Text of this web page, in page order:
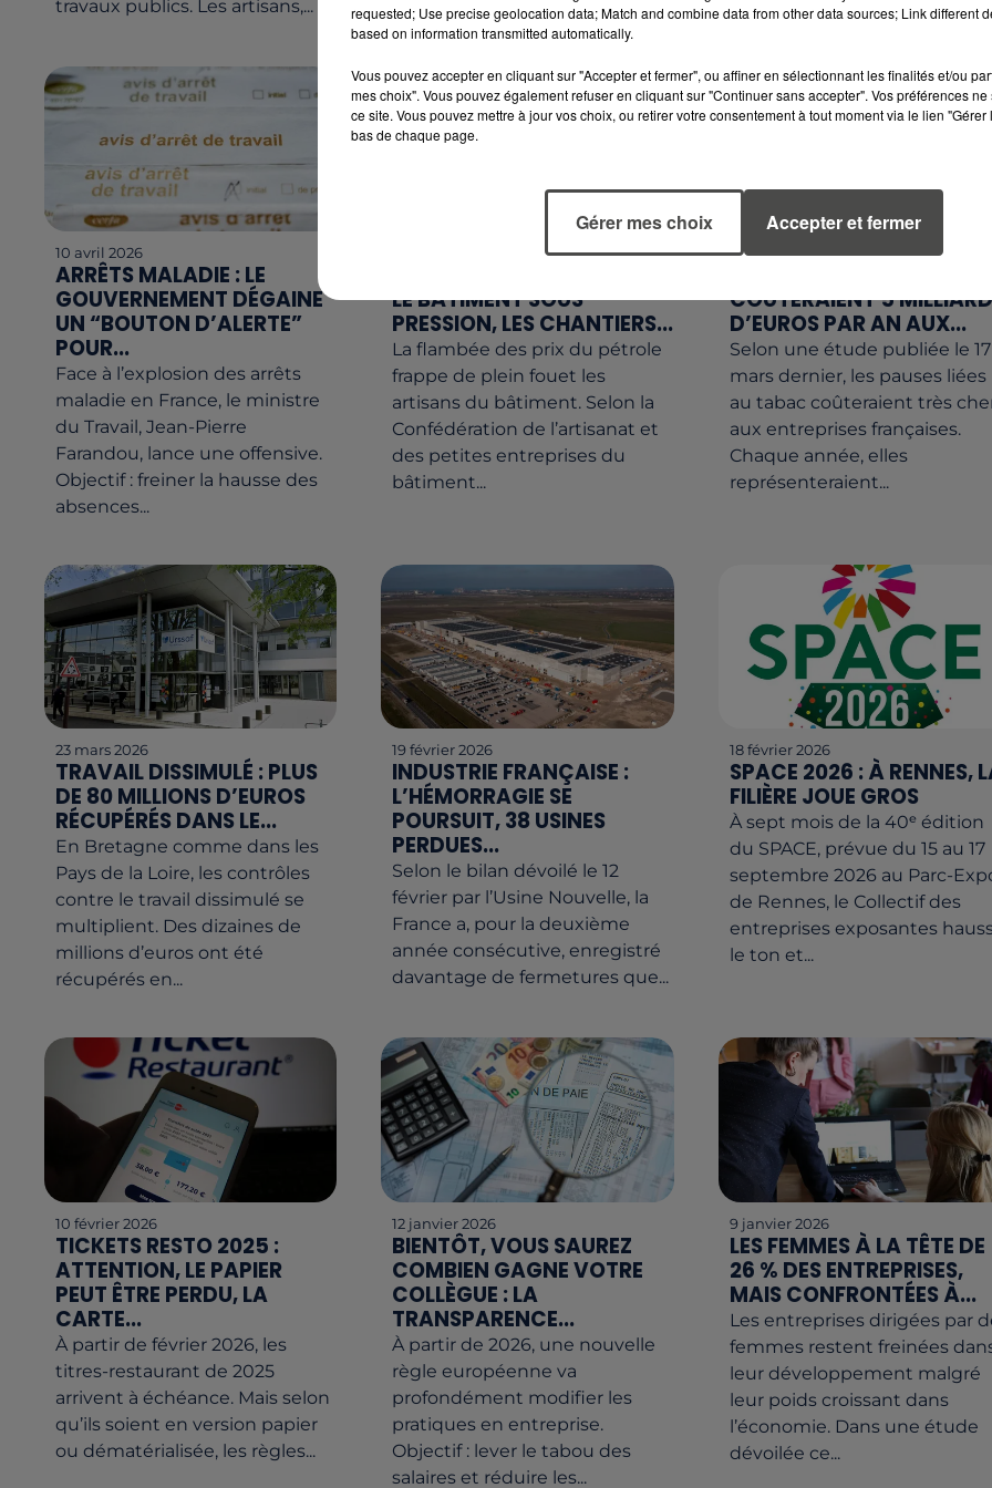
travaux publics. Les artisans,...
mercredi 29 avril révèle que...
du...
10 avril 2026
ARRÊTS MALADIE : LE
GOUVERNEMENT DÉGAINE
UN “BOUTON D’ALERTE”
POUR...
Face à l’explosion des arrêts
maladie en France, le ministre
du Travail, Jean-Pierre
Farandou, lance une offensive.
Objectif : freiner la hausse des
absences...
LE BÂTIMENT SOUS
PRESSION, LES CHANTIERS...
La flambée des prix du pétrole
frappe de plein fouet les
artisans du bâtiment. Selon la
Confédération de l’artisanat et
des petites entreprises du
bâtiment...
24 mars 2026
COÛTERAIENT 5
D’EUROS PAR AN AUX...
Selon une étude publiée le 17
mars dernier, les pauses liées
au tabac coûteraient très
aux entreprises françaises.
Chaque année, elles
représenteraient...
23 mars 2026
TRAVAIL DISSIMULÉ : PLUS
DE 80 MILLIONS D’EUROS
RÉCUPÉRÉS DANS LE...
En Bretagne comme dans les
Pays de la Loire, les contrôles
contre le travail dissimulé se
multiplient. Des dizaines de
millions d’euros ont été
récupérés en...
19 février 2026
INDUSTRIE FRANÇAISE :
L’HÉMORRAGIE SE
POURSUIT, 38 USINES
PERDUES...
Selon le bilan dévoilé le 12
février par l’Usine Nouvelle, la
France a, pour la deuxième
année consécutive, enregistré
davantage de fermetures que...
18 février 2026
SPACE 2026 : À RENNES,
FILIÈRE JOUE GROS
À sept mois de la 40ᵉ édition
du SPACE, prévue du 15 au 17
septembre 2026 au Parc-
de Rennes, le Collectif des
entreprises exposantes
le ton et...
10 février 2026
TICKETS RESTO 2025 :
ATTENTION, LE PAPIER
PEUT ÊTRE PERDU, LA
CARTE...
À partir de février 2026, les
titres-restaurant de 2025
arrivent à échéance. Mais selon
qu’ils soient en version papier
ou dématérialisée, les règles...
12 janvier 2026
BIENTÔT, VOUS SAUREZ
COMBIEN GAGNE VOTRE
COLLÈGUE : LA
TRANSPARENCE...
À partir de 2026, une nouvelle
règle européenne va
profondément modifier les
pratiques en entreprise.
Objectif : lever le tabou des
salaires et réduire les...
9 janvier 2026
LES FEMMES À LA TÊTE DE
26 % DES ENTREPRISES,
MAIS CONFRONTÉES À...
Les entreprises dirigées par
femmes restent freinées
leur développement malgré
leur poids croissant dans
l’économie. Dans une étude
dévoilée ce...
requested; Use precise geolocation data; Match and combine data from other data sources; Link different
based on information transmitted automatically.
Vous pouvez accepter en cliquant sur "Accepter et fermer", ou affiner en sélectionnant les finalités et/ou
mes choix". Vous pouvez également refuser en cliquant sur "Continuer sans accepter". Vos préférences
ce site. Vous pouvez mettre à jour vos choix, ou retirer votre consentement à tout moment via le lien
bas de chaque page.
Gérer mes choix Accepter et fermer